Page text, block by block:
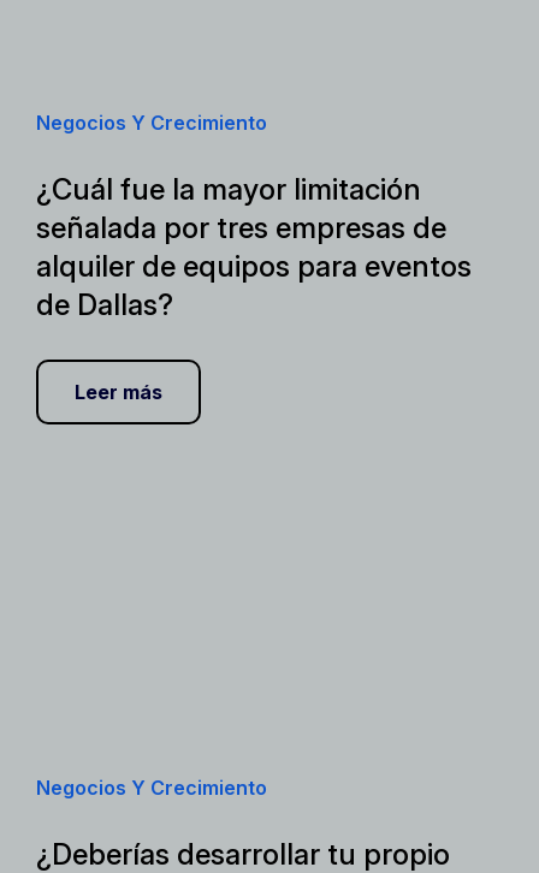
Negocios Y Crecimiento
¿Cuál fue la mayor limitación
señalada por tres empresas de
alquiler de equipos para eventos
de Dallas?
Leer más
Negocios Y Crecimiento
¿Deberías desarrollar tu propio